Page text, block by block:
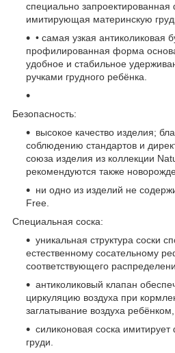
специально
имитирующая материнскую
• самая узкая антиколиковая
профилированная форма
удобное и стабильное
ручками грудного ребёнка.
Безопасность:
высокое качество изделия;
соблюдению стандартов и
союза изделия из коллекции
рекомендуются также
ни одно из изделий не
Free.
Специальная соска:
уникальная структура соски
естественному сосательному
соответствующего
антиколиковый клапан
циркуляцию воздуха при
заглатывание воздуха ребёнком,
силиконовая соска
груди.